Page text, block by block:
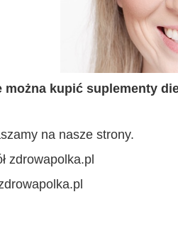
można kupić suplementy
na nasze strony.
zdrowapolka.pl